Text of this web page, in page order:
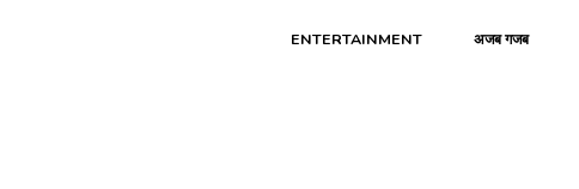
ENTERTAINMENT अजब गजब